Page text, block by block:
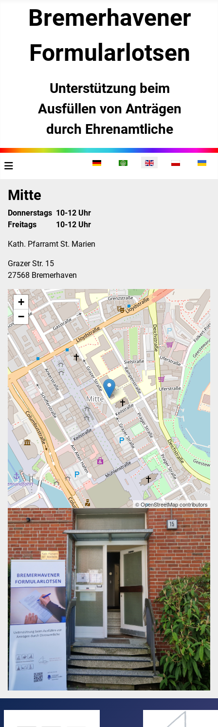
Bremerhavener
­Formularlotsen
Unterstützung beim
Ausfüllen von Anträgen
durch Ehrenamtliche
Select your language
Mitte
Donnerstags 10-12 Uhr
Freitags 10-12 Uhr
Kath. Pfarramt St. Marien
Grazer Str. 15
27568 Bremerhaven
+
−
© OpenStreetMap contributors